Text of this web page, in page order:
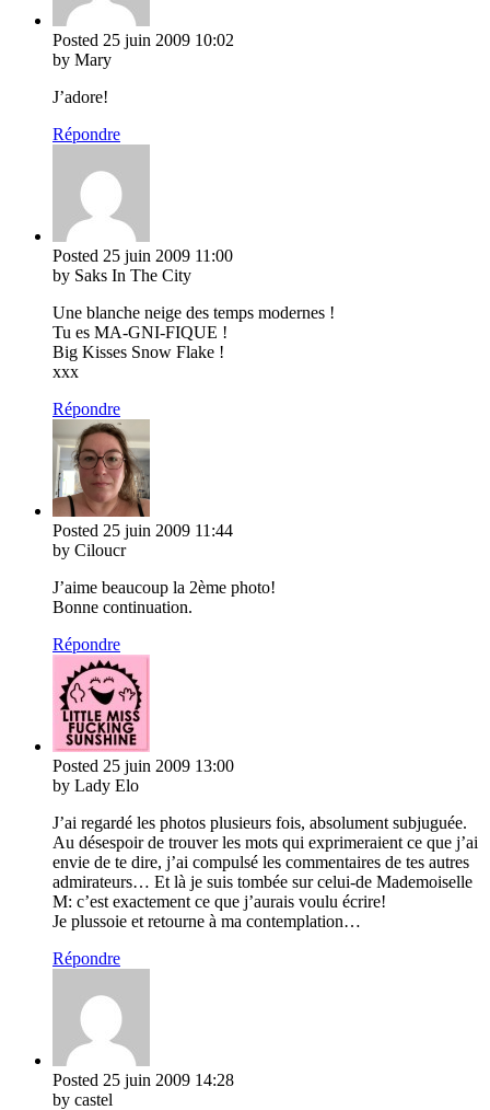
Posted 25 juin 2009 10:02
by Mary
J’adore!
Répondre
Posted 25 juin 2009 11:00
by Saks In The City
Une blanche neige des temps modernes !
Tu es MA-GNI-FIQUE !
Big Kisses Snow Flake !
xxx
Répondre
Posted 25 juin 2009 11:44
by Ciloucr
J’aime beaucoup la 2ème photo!
Bonne continuation.
Répondre
Posted 25 juin 2009 13:00
by Lady Elo
J’ai regardé les photos plusieurs fois, absolument subjuguée.
Au désespoir de trouver les mots qui exprimeraient ce que j’ai
envie de te dire, j’ai compulsé les commentaires de tes autres
admirateurs… Et là je suis tombée sur celui-de Mademoiselle
M: c’est exactement ce que j’aurais voulu écrire!
Je plussoie et retourne à ma contemplation…
Répondre
Posted 25 juin 2009 14:28
by castel